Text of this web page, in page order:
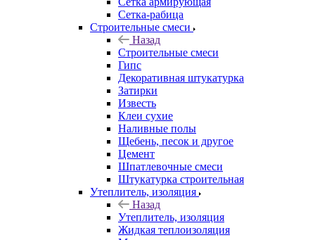
Сетка-рабица
Строительные смеси
Назад
Строительные смеси
Гипс
Декоративная штукатурка
Затирки
Известь
Клеи сухие
Наливные полы
Щебень, песок и другое
Цемент
Шпатлевочные смеси
Штукатурка строительная
Утеплитель, изоляция
Назад
Утеплитель, изоляция
Жидкая теплоизоляция